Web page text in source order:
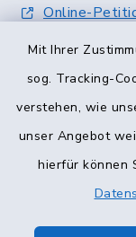
Mit Ihrer
sog. Tracking-
verstehen, wie
unser Angebot
hierfür können
Online-